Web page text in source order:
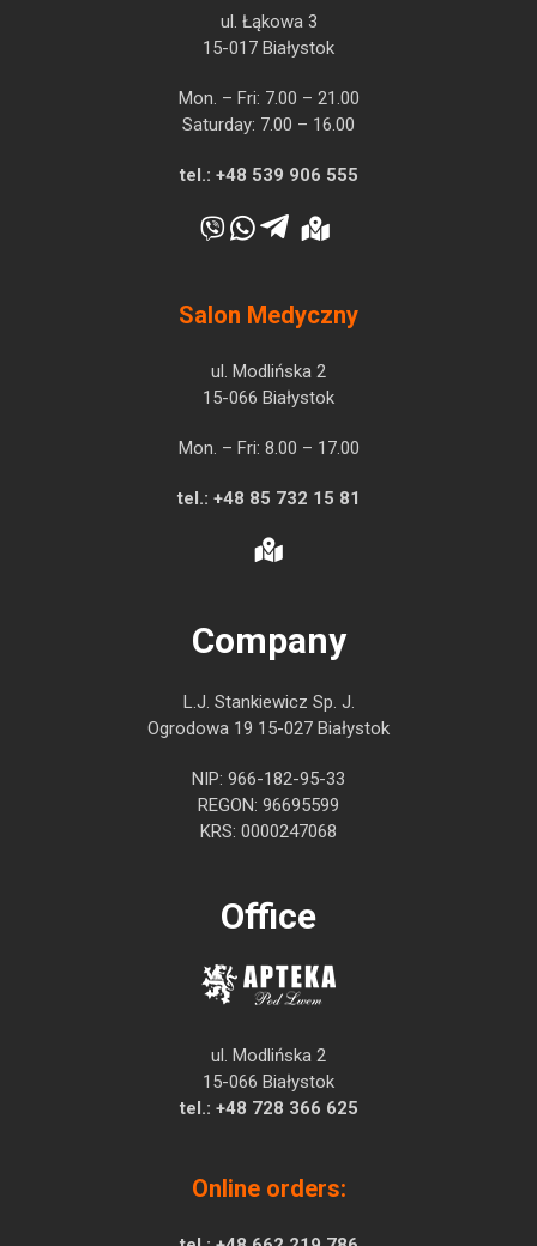
ul. Łąkowa 3
15-017 Białystok
Mon. – Fri: 7.00 – 21.00
Saturday: 7.00 – 16.00
tel.: +48 539 906 555
Salon Medyczny
ul. Modlińska 2
15-066 Białystok
Mon. – Fri: 8.00 – 17.00
tel.: +48 85 732 15 81
Company
L.J. Stankiewicz Sp. J.
Ogrodowa 19 15-027 Białystok
NIP: 966-182-95-33
REGON: 96695599
KRS: 0000247068
Office
ul. Modlińska 2
15-066 Białystok
tel.: +48 728 366 625
Online orders: